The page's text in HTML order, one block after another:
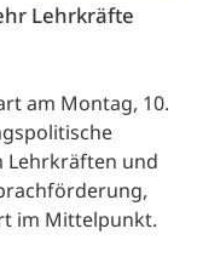
Lehrkräfte
am Montag, 10.
Lehrkräften und
im Mittelpunkt.